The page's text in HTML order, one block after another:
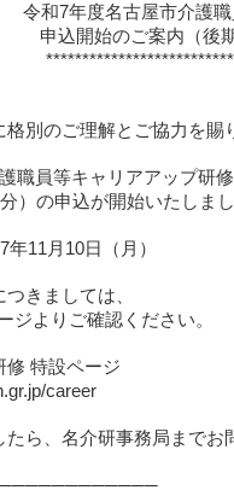
令和7年度名古屋市介護
申込開始のご案内（後
別のご理解とご協力を賜
職員等キャリアアップ研
）の申込が開始いたしま
月10日（月）
きましては、
ジよりご確認ください。
特設ページ
career
ら、名介研事務局までお